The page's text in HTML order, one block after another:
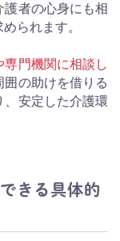
護者の心身にも相
られます。
専門機関に相談し
囲の助けを借りる
、安定した介護環
きる具体的